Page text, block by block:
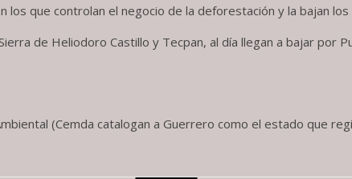
que controlan el negocio de la deforestación y la bajan
de Heliodoro Castillo y Tecpan, al día llegan a bajar por
(Cemda catalogan a Guerrero como el estado que